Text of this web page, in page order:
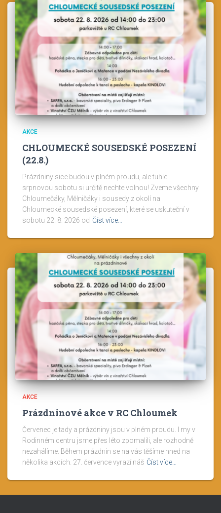
AKCE
CHLOUMECKÉ SOUSEDSKÉ POSEZENÍ
(22.8.)
Prázdniny sice budou v plném proudu, ale tuhle
srpnovou sobotu si určitě nechte volnou! Zveme všechny
Chloumečáky, Mělničáky i sousedy z okolí na
Chloumecké sousedské posezení, které se uskuteční v
sobotu 22. 8. 2026 od Číst více…
AKCE
Prázdninové akce v RC Chloumek
Červenec je tady a prázdniny jsou v plném proudu. I my v
Rodinném centru jsme přes léto zpomalili, ale rozhodně
nezahálíme. Během prázdnin se na vás těšíme hned na
několika akcích. 27. července vyrazí náš Číst více…